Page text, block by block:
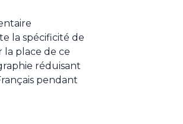
la spécificité de
la place de ce
réduisant
pendant